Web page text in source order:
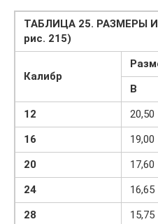
ТАБЛИЦА 25. РАЗМЕРЫ
рис. 215)
Калибр
B
12
20,50
16
19,00
20
17,60
24
16,65
28
15,75